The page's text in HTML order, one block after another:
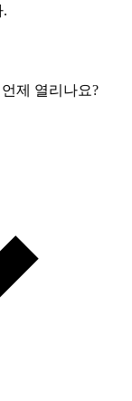
.
언제 열리나요?